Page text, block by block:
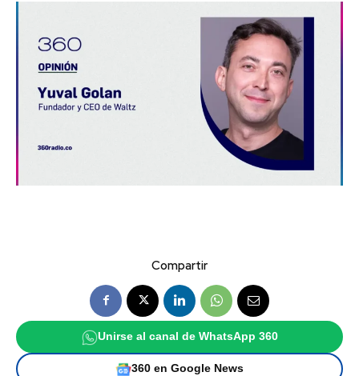
Compartir
Unirse al canal de WhatsApp 360
360 en Google News